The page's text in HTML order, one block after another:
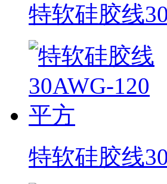
特软硅胶线
特软硅胶线